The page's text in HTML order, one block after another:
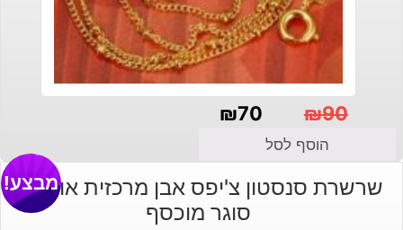
₪90
המקורי
היה:
₪70
הנוכחי
הוא:
הוסף לסל
שרשרת סנסטון צ'יפס אבן מרכזית אופלית
סוגר מוכסף
מבצע!